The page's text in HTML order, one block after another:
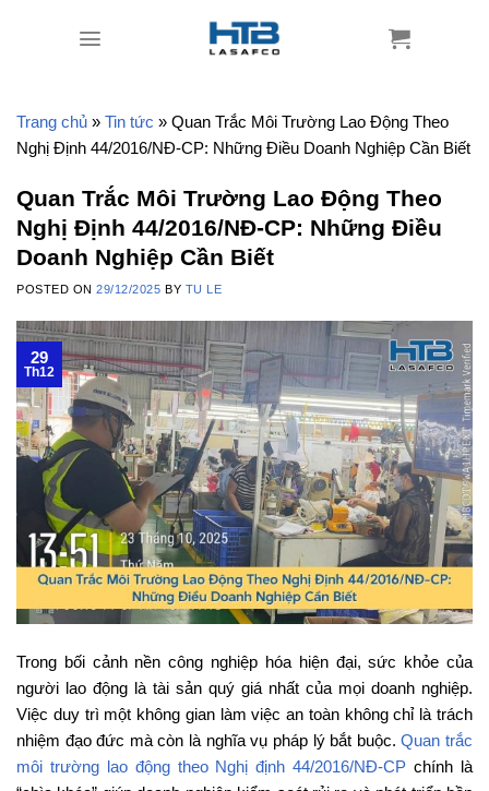
Trang chủ » Tin tức » Quan Trắc Môi Trường Lao Động Theo
Nghị Định 44/2016/NĐ-CP: Những Điều Doanh Nghiệp Cần Biết
Quan Trắc Môi Trường Lao Động Theo
Nghị Định 44/2016/NĐ-CP: Những Điều
Doanh Nghiệp Cần Biết
POSTED ON29/12/2025 BY TU LE
29
Th12
Trong bối cảnh nền công nghiệp hóa hiện đại, sức khỏe của
người lao động là tài sản quý giá nhất của mọi doanh nghiệp.
Việc duy trì một không gian làm việc an toàn không chỉ là trách
nhiệm đạo đức mà còn là nghĩa vụ pháp lý bắt buộc.Quan trắc
môi trường lao động theo Nghị định 44/2016/NĐ-CP chính là